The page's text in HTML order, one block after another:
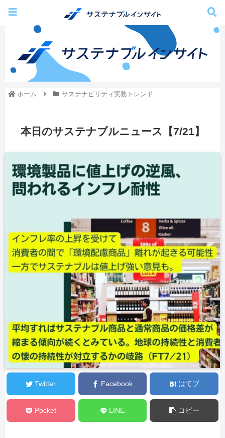
ホーム サステナビリティ実務トレンド
本日のサステナブルニュース【7/21】
Twitter Facebook はてブ
Pocket LINE コピー